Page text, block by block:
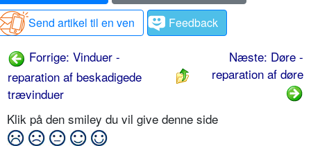
Send artikel til en ven
Feedback
Forrige: Vinduer -
reparation af beskadigede
trævinduer
Næste: Døre -
reparation af døre
Klik på den smiley du vil give denne side